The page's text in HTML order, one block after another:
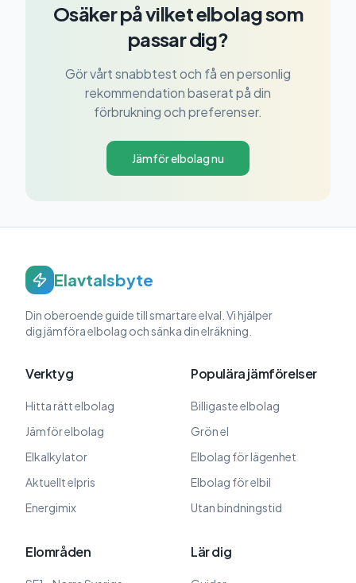
Osäker på vilket elbolag som
passar dig?
Gör vårt snabbtest och få en personlig
rekommendation baserat på din
förbrukning och preferenser.
Jämför elbolag nu
Elavtalsbyte
Din oberoende guide till smartare elval. Vi hjälper
dig jämföra elbolag och sänka din elräkning.
Verktyg
Hitta rätt elbolag
Jämför elbolag
Elkalkylator
Aktuellt elpris
Energimix
Populära jämförelser
Billigaste elbolag
Grön el
Elbolag för lägenhet
Elbolag för elbil
Utan bindningstid
Elområden Lär dig